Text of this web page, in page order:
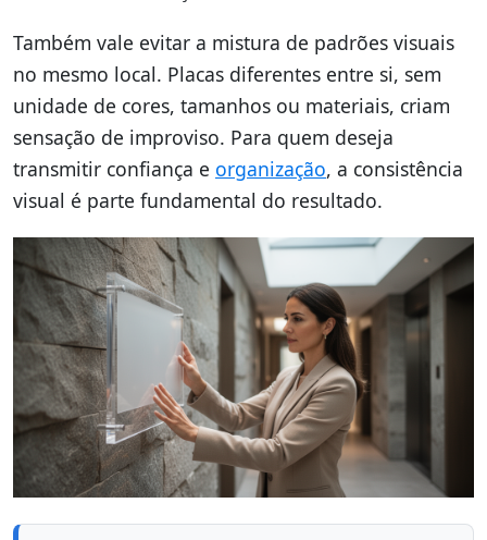
Também vale evitar a mistura de padrões visuais
no mesmo local. Placas diferentes entre si, sem
unidade de cores, tamanhos ou materiais, criam
sensação de improviso. Para quem deseja
transmitir confiança e organização, a consistência
visual é parte fundamental do resultado.